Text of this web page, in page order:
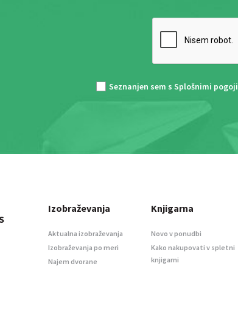
Seznanjen sem s Splošnimi pogoji
Izobraževanja
Aktualna izobraževanja
Izobraževanja po meri
Najem dvorane
Knjigarna
Novo v ponudbi
Kako nakupovati v spletni
knjigarni